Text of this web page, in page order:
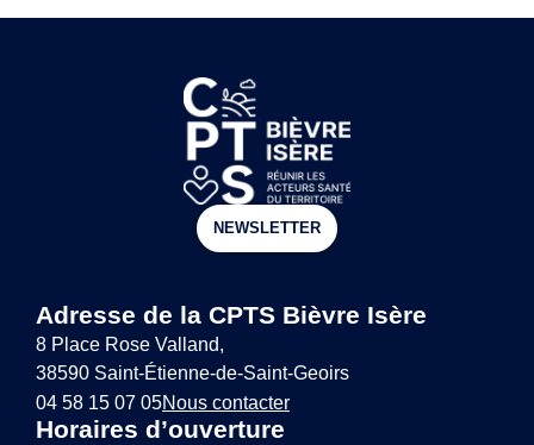
NEWSLETTER
Adresse de la CPTS Bièvre Isère
8 Place Rose Valland,
38590 Saint-Étienne-de-Saint-Geoirs
04 58 15 07 05Nous contacter
Horaires d’ouverture